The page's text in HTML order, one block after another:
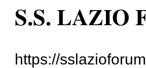
S.S. LAZIO
https://